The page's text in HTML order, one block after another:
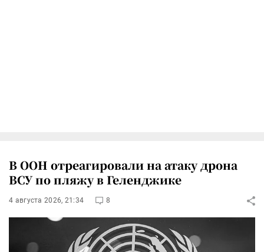
В ООН отреагировали на атаку дрона
ВСУ по пляжу в Геленджике
4 августа 2026, 21:34 8